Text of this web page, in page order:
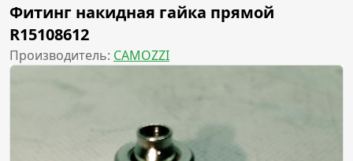
Фитинг накидная гайка прямой
R15108612
Производитель: CAMOZZI